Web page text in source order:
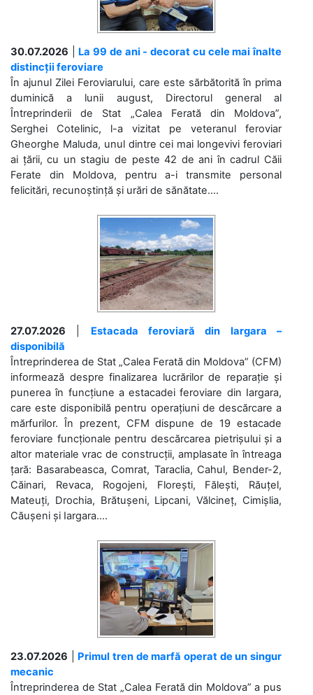
30.07.2026
La 99 de ani - decorat cu cele mai înalte
distincții feroviare
În ajunul Zilei Feroviarului, care este sărbătorită în prima
duminică a lunii august, Directorul general al
Întreprinderii de Stat „Calea Ferată din Moldova”,
Serghei Cotelinic, l-a vizitat pe veteranul feroviar
Gheorghe Maluda, unul dintre cei mai longevivi feroviari
ai țării, cu un stagiu de peste 42 de ani în cadrul Căii
Ferate din Moldova, pentru a-i transmite personal
felicitări, recunoștință și urări de sănătate....
27.07.2026
Estacada feroviară din Iargara –
disponibilă
Întreprinderea de Stat „Calea Ferată din Moldova” (CFM)
informează despre finalizarea lucrărilor de reparație și
punerea în funcțiune a estacadei feroviare din Iargara,
care este disponibilă pentru operațiuni de descărcare a
mărfurilor. În prezent, CFM dispune de 19 estacade
feroviare funcționale pentru descărcarea pietrișului și a
altor materiale vrac de construcții, amplasate în întreaga
țară: Basarabeasca, Comrat, Taraclia, Cahul, Bender-2,
Căinari, Revaca, Rogojeni, Florești, Fălești, Răuțel,
Mateuți, Drochia, Brătușeni, Lipcani, Vălcineț, Cimișlia,
Căușeni și Iargara....
23.07.2026
Primul tren de marfă operat de un singur
mecanic
Întreprinderea de Stat „Calea Ferată din Moldova” a pus